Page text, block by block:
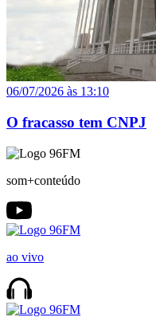
06/07/2026 às 13:10
O fracasso tem CNPJ
som+conteúdo
ao vivo